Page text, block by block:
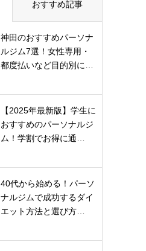
おすすめ記事
神田のおすすめパーソナ
ルジム7選！女性専用・
都度払いなど目的別に…
【2025年最新版】学生に
おすすめのパーソナルジ
ム！学割でお得に通…
40代から始める！パーソ
ナルジムで成功するダイ
エット方法と選び方…